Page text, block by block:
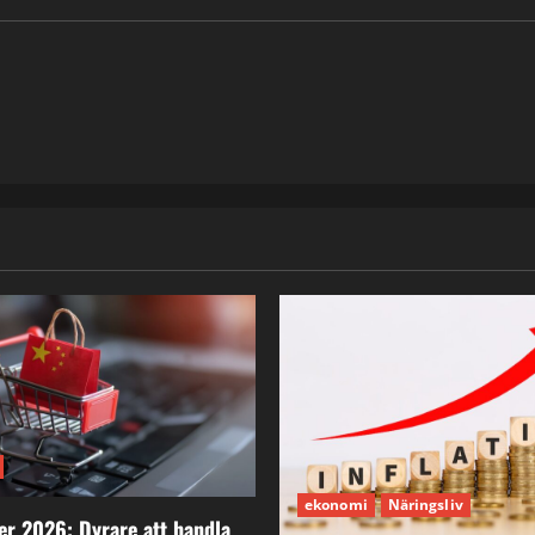
2026: Dyrare att handla
ekonomi Näringsliv